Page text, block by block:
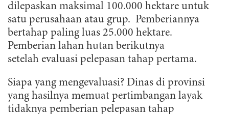
dilepaskan maksimal 100.000 hektare untuk
satu perusahaan atau grup. Pemberiannya
bertahap paling luas 25.000 hektare.
Pemberian lahan hutan berikutnya
setelah evaluasi pelepasan tahap pertama.
Siapa yang mengevaluasi? Dinas di provinsi
yang hasilnya memuat pertimbangan layak
tidaknya pemberian pelepasan tahap